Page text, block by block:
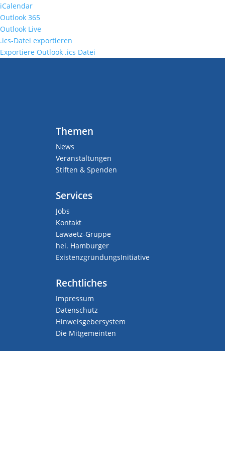
iCalendar
Outlook 365
Outlook Live
.ics-Datei exportieren
Exportiere Outlook .ics Datei
Themen
News
Veranstaltungen
Stiften & Spenden
Services
Jobs
Kontakt
Lawaetz-Gruppe
hei. Hamburger
ExistenzgründungsInitiative
Rechtliches
Impressum
Datenschutz
Hinweisgebersystem
Die Mitgemeinten